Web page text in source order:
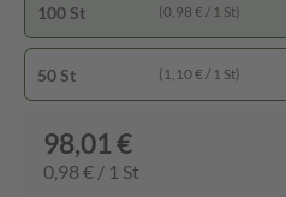
100 St (0,98 € / 1 St)
50 St (1,10 € / 1 St)
98,01 €
0,98 € / 1 St